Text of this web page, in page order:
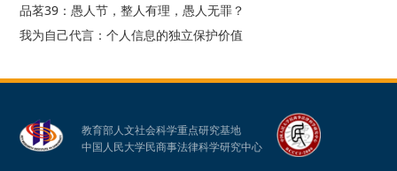
品茗39：愚人节，整人有理，愚人无罪？
我为自己代言：个人信息的独立保护价值
教育部人文社会科学重点研究基地
中国人民大学民商事法律科学研究中心